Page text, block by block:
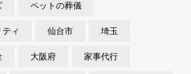
ペットの葬儀
ィ 仙台市 埼玉
大阪府 家事代行